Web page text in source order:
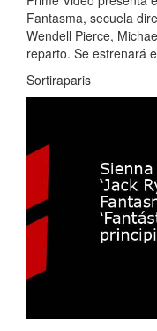
Fantasma, secuela
Wendell Pierce,
reparto. Se estrenará
Sortiraparis